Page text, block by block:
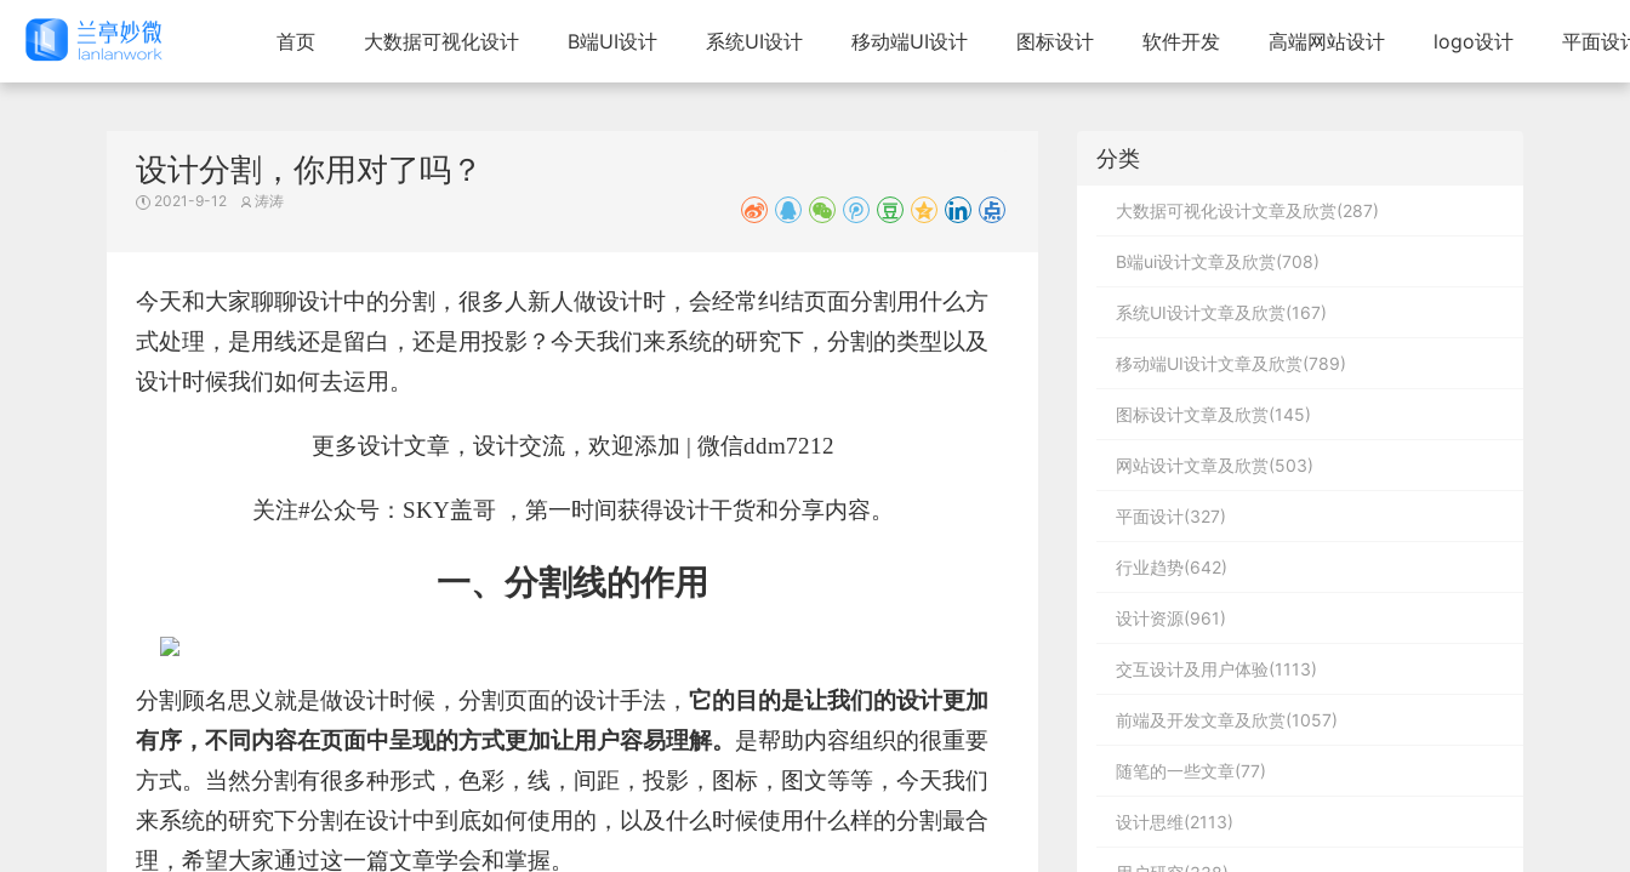
首页 大数据可视化设计 B端UI设计 系统UI设计 移动端UI设计 图标设计 软件开发 高端网站设计 logo设计 平面设
设计分割，你用对了吗？
2021-9-12 涛涛
今天和大家聊聊设计中的分割，很多人新人做设计时，会经常纠结页面分割用什么方
式处理，是用线还是留白，还是用投影？今天我们来系统的研究下，分割的类型以及
设计时候我们如何去运用。
更多设计文章，设计交流，欢迎添加 | 微信ddm7212
关注#公众号：SKY盖哥 ，第一时间获得设计干货和分享内容。
一、分割线的作用
分割顾名思义就是做设计时候，分割页面的设计手法， 它的目的是让我们的设计更加
有序，不同内容在页面中呈现的方式更加让用户容易理解。 是帮助内容组织的很重要
方式。当然分割有很多种形式，色彩，线，间距，投影，图标，图文等等，今天我们
来系统的研究下分割在设计中到底如何使用的，以及什么时候使用什么样的分割最合
理，希望大家通过这一篇文章学会和掌握。
分类
大数据可视化设计文章及欣赏(287)
B端ui设计文章及欣赏(708)
系统UI设计文章及欣赏(167)
移动端UI设计文章及欣赏(789)
图标设计文章及欣赏(145)
网站设计文章及欣赏(503)
平面设计(327)
行业趋势(642)
设计资源(961)
交互设计及用户体验(1113)
前端及开发文章及欣赏(1057)
随笔的一些文章(77)
设计思维(2113)